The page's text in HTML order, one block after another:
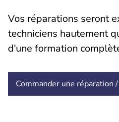
Vos réparations seront
techniciens hautement
d'une formation
Commander une réparation